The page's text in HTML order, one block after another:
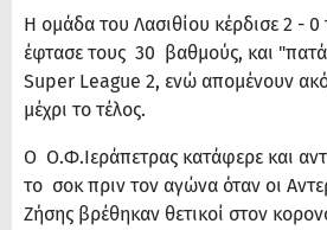
Η ομάδα του Λασιθίου κέρδισε 2 - 0
έφτασε τους 30 βαθμούς, και
Super League 2, ενώ απομένουν
μέχρι το τέλος.
Ο Ο.Φ.Ιεράπετρας κατάφερε και
το σοκ πριν τον αγώνα όταν οι
Ζήσης βρέθηκαν θετικοί στον